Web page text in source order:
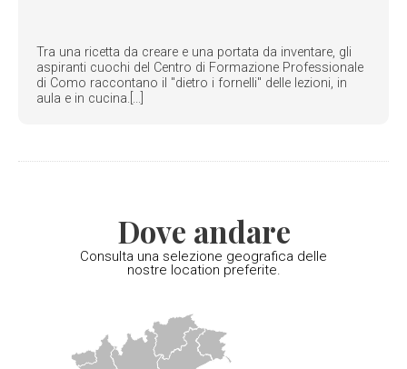
Tra una ricetta da creare e una portata da inventare, gli
aspiranti cuochi del Centro di Formazione Professionale
di Como raccontano il "dietro i fornelli" delle lezioni, in
aula e in cucina.[...]
Dove andare
Consulta una selezione geografica delle
nostre location preferite.